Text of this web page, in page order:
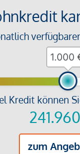
Kredit können
241.960
zum